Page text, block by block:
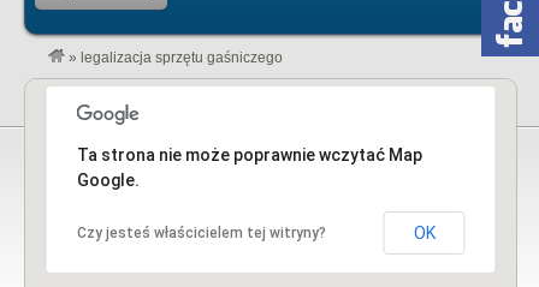
» legalizacja sprzętu gaśniczego
Ta strona nie może poprawnie wczytać Map
Google.
Czy jesteś właścicielem tej witryny? OK